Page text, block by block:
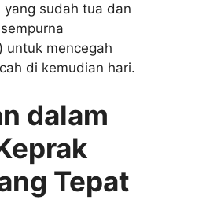
yang sudah tua dan
) untuk mencegah
di kemudian hari.
dalam
Tepat